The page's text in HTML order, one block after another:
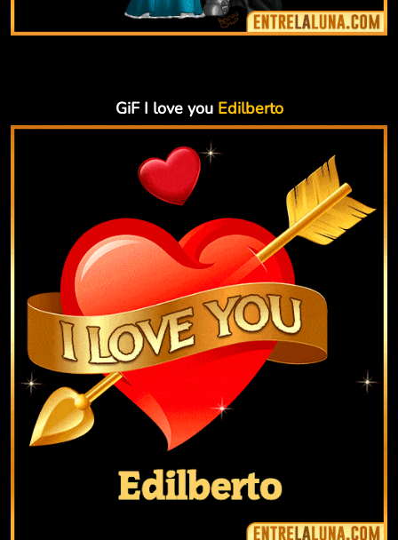
GiF I love you Edilberto